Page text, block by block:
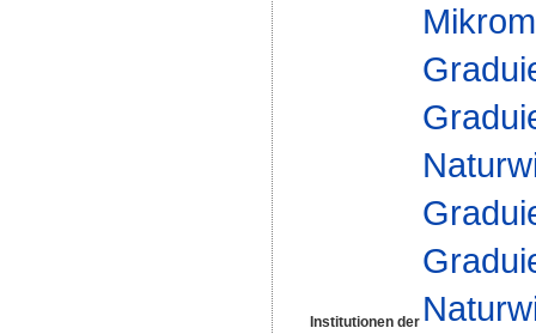
Institutionen der